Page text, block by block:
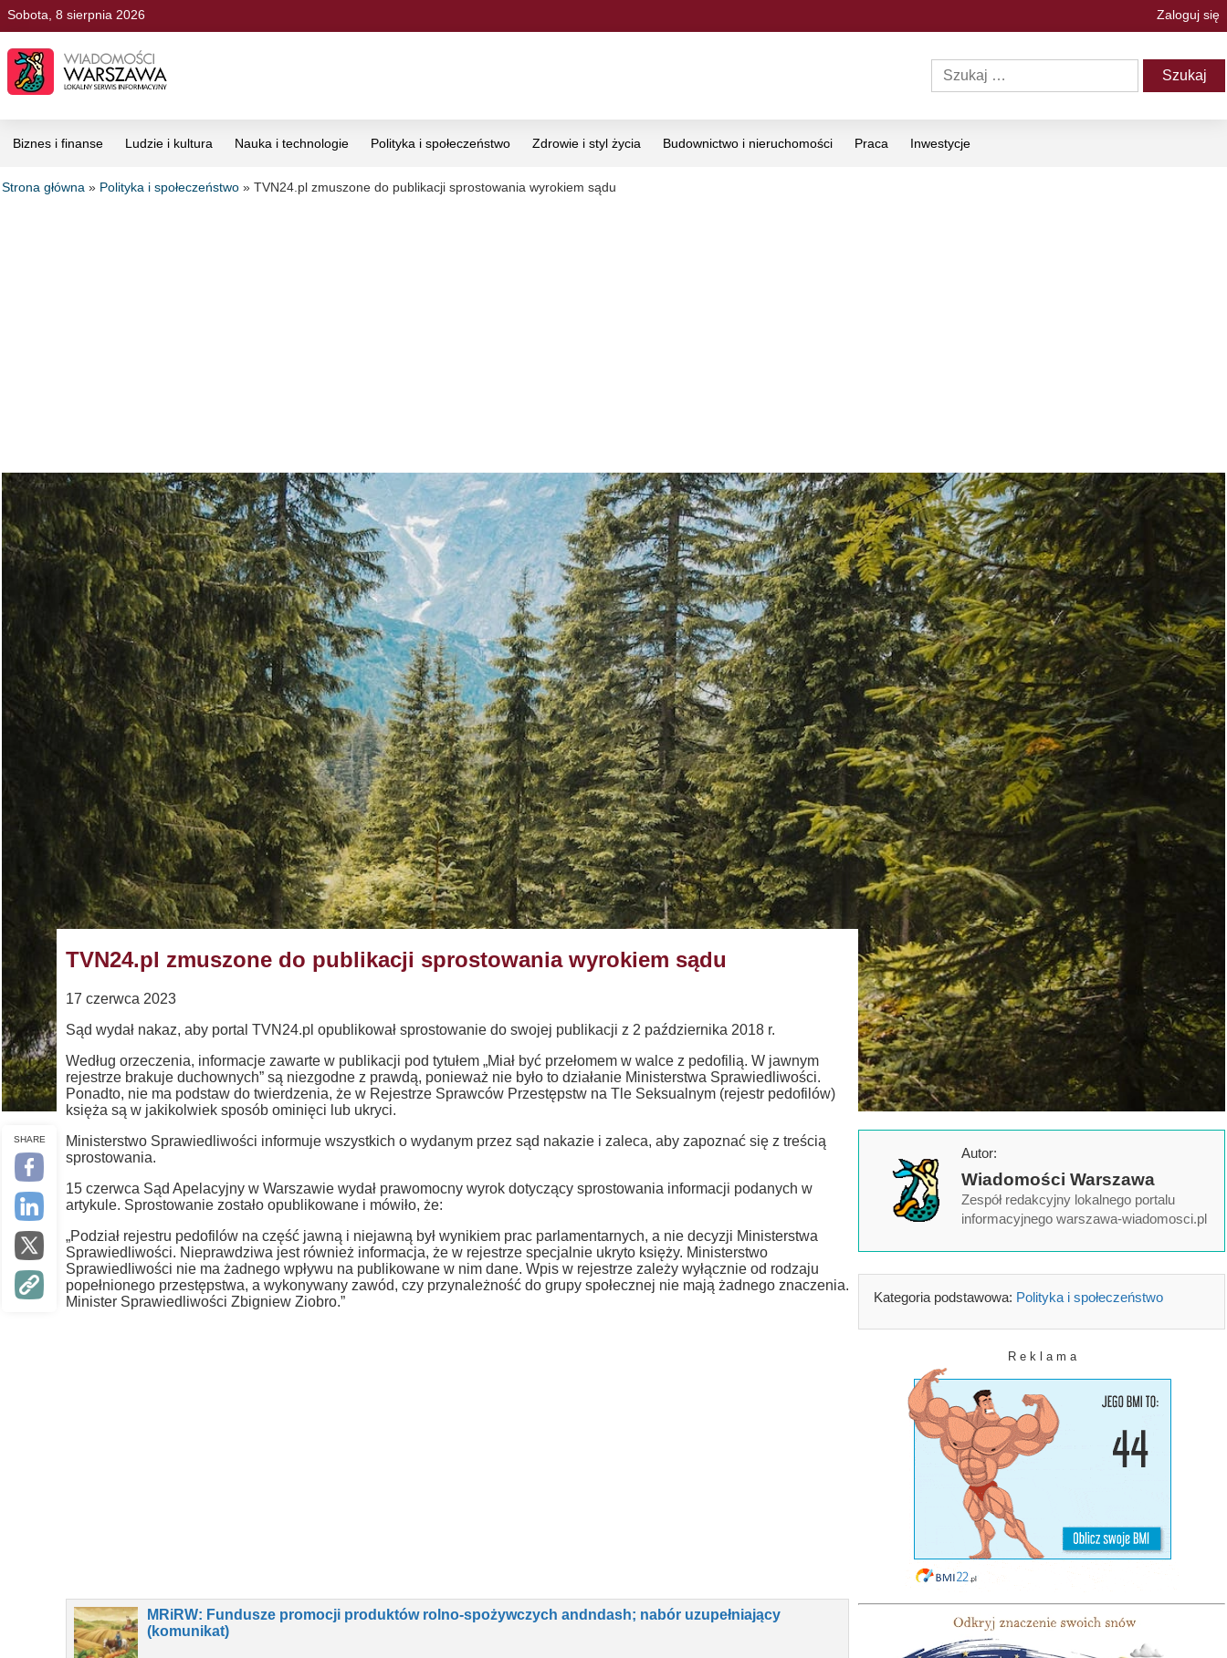
Sobota, 8 sierpnia 2026 Zaloguj się
Biznes i finanse Ludzie i kultura Nauka i technologie Polityka i społeczeństwo Zdrowie i styl życia Budownictwo i nieruchomości Praca Inwestycje
Strona główna » Polityka i społeczeństwo » TVN24.pl zmuszone do publikacji sprostowania wyrokiem sądu
SHARE
TVN24.pl zmuszone do publikacji sprostowania wyrokiem sądu
17 czerwca 2023
Sąd wydał nakaz, aby portal TVN24.pl opublikował sprostowanie do swojej publikacji z 2 października 2018 r.
Według orzeczenia, informacje zawarte w publikacji pod tytułem „Miał być przełomem w walce z pedofilią. W jawnym
rejestrze brakuje duchownych” są niezgodne z prawdą, ponieważ nie było to działanie Ministerstwa Sprawiedliwości.
Ponadto, nie ma podstaw do twierdzenia, że w Rejestrze Sprawców Przestępstw na Tle Seksualnym (rejestr pedofilów)
księża są w jakikolwiek sposób ominięci lub ukryci.
Ministerstwo Sprawiedliwości informuje wszystkich o wydanym przez sąd nakazie i zaleca, aby zapoznać się z treścią
sprostowania.
15 czerwca Sąd Apelacyjny w Warszawie wydał prawomocny wyrok dotyczący sprostowania informacji podanych w
artykule. Sprostowanie zostało opublikowane i mówiło, że:
„Podział rejestru pedofilów na część jawną i niejawną był wynikiem prac parlamentarnych, a nie decyzji Ministerstwa
Sprawiedliwości. Nieprawdziwa jest również informacja, że w rejestrze specjalnie ukryto księży. Ministerstwo
Sprawiedliwości nie ma żadnego wpływu na publikowane w nim dane. Wpis w rejestrze zależy wyłącznie od rodzaju
popełnionego przestępstwa, a wykonywany zawód, czy przynależność do grupy społecznej nie mają żadnego znaczenia.
Minister Sprawiedliwości Zbigniew Ziobro.”
MRiRW: Fundusze promocji produktów rolno-spożywczych andndash; nabór uzupełniający
(komunikat)
Autor:
Wiadomości Warszawa
Zespół redakcyjny lokalnego portalu
informacyjnego warszawa-wiadomosci.pl
Kategoria podstawowa: Polityka i społeczeństwo
R e k l a m a